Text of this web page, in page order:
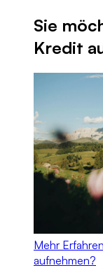
Sie
Kredit
Mehr Erfahren
aufnehmen?